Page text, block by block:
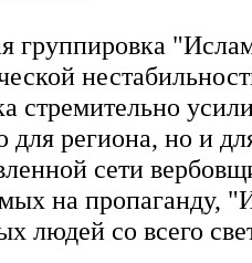
группировка
стремительно
для региона, но и
сети
на пропаганду,
людей со всего